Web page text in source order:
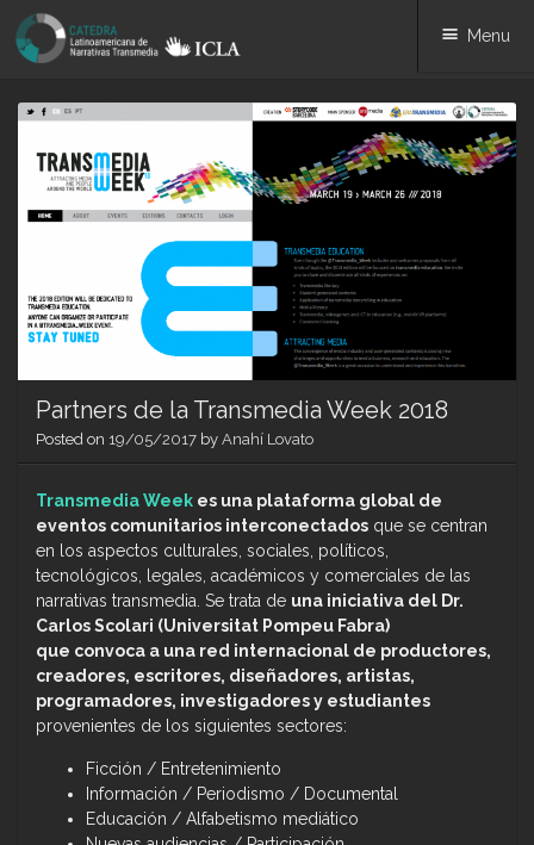
Menu
Skip
content
Partners de la Transmedia Week 2018
Posted on 19/05/2017 by Anahí Lovato
Transmedia Week es una plataforma global de
eventos comunitarios interconectados que se centran
en los aspectos culturales, sociales, políticos,
tecnológicos, legales, académicos y comerciales de las
narrativas transmedia. Se trata de una iniciativa del Dr.
Carlos Scolari (Universitat Pompeu Fabra)
que convoca a una red internacional de productores,
creadores, escritores, diseñadores, artistas,
programadores, investigadores y estudiantes
provenientes de los siguientes sectores:
Ficción / Entretenimiento
Información / Periodismo / Documental
Educación / Alfabetismo mediático